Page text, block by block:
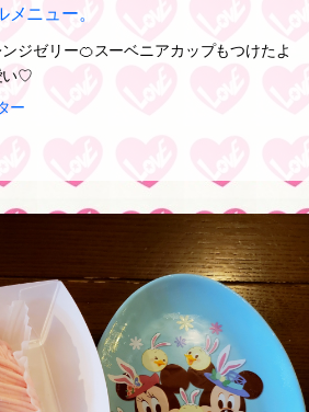
ニュー。
ジゼリー🍊スーベニアカップもつけたよ
い♡
ー